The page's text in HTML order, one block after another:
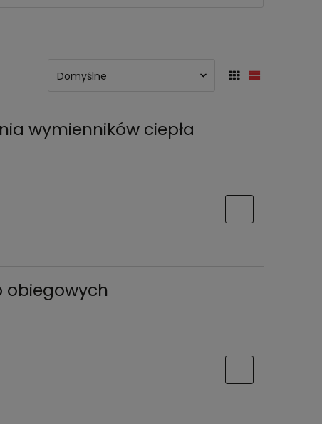
wymienników ciepła